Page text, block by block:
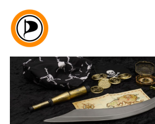
Inhalt
springen